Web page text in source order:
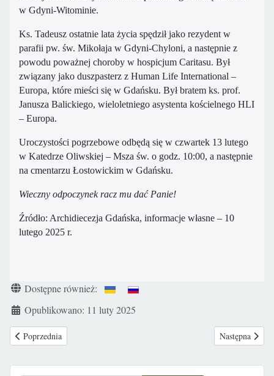
w Gdyni-Witominie.
Ks. Tadeusz ostatnie lata życia spędził jako rezydent w
parafii pw. św. Mikołaja w Gdyni-Chyloni, a następnie z
powodu poważnej choroby w hospicjum Caritasu. Był
związany jako duszpasterz z Human Life International –
Europa, które mieści się w Gdańsku. Był bratem ks. prof.
Janusza Balickiego, wieloletniego asystenta kościelnego HLI
– Europa.
Uroczystości pogrzebowe odbędą się w czwartek 13 lutego
w Katedrze Oliwskiej – Msza św. o godz. 10:00, a następnie
na cmentarzu Łostowickim w Gdańsku.
Wieczny odpoczynek racz mu dać Panie!
Źródło: Archidiecezja Gdańska, informacje własne – 10
lutego 2025 r.
Szczegóły
Dostępne również:
Opublikowano: 11 luty 2025
Poprzednia strona: Bydgoszcz: Pogrzeb martwo urodzonych dzieci.
Poprzednia Następna
Następna